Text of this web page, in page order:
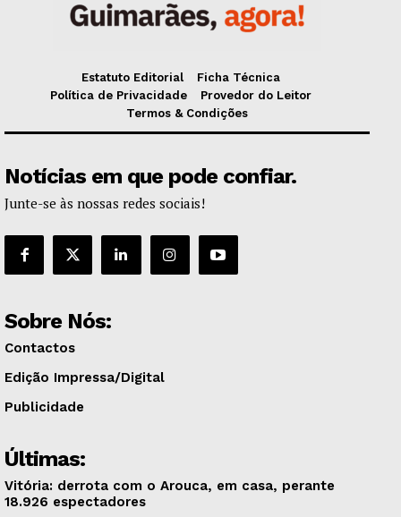
Estatuto Editorial
Ficha Técnica
Política de Privacidade
Provedor do Leitor
Termos & Condições
Notícias em que pode confiar.
Junte-se às nossas redes sociais!
Sobre Nós:
Contactos
Edição Impressa/Digital
Publicidade
Últimas:
Vitória: derrota com o Arouca, em casa, perante
18.926 espectadores